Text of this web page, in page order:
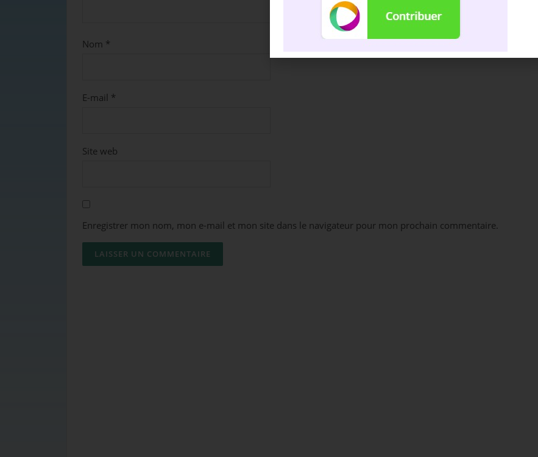
Nom *
E-mail *
Site web
Enregistrer mon nom, mon e-mail et mon site dans le navigateur pour mon prochain commentaire.